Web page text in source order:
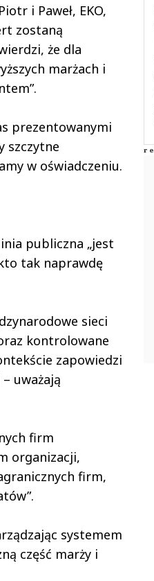
i Paweł, EKO,
zostaną
że dla
marżach i
prezentowanymi
szczytne
w oświadczeniu.
publiczna „jest
tak naprawdę
sieci
kontrolowane
zapowiedzi
uważają
firm
organizacji,
firm,
systemem
część marży i